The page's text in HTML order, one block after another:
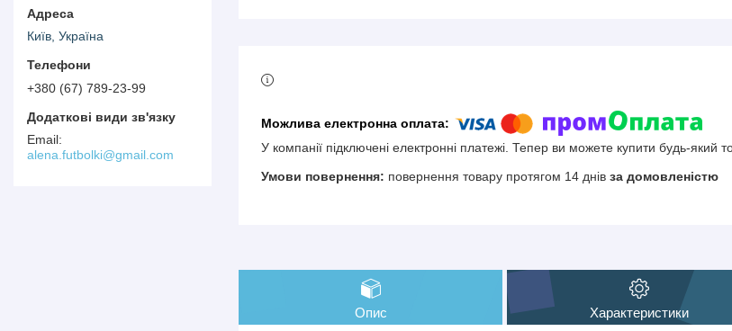
У компанії підключені електронні платежі. Тепер ви можете купити будь-який
повернення товару протягом 14 днів за домовленістю
Опис Характеристики
Київ, Україна
+380 (67) 789-23-99
alena.futbolki@gmail.com